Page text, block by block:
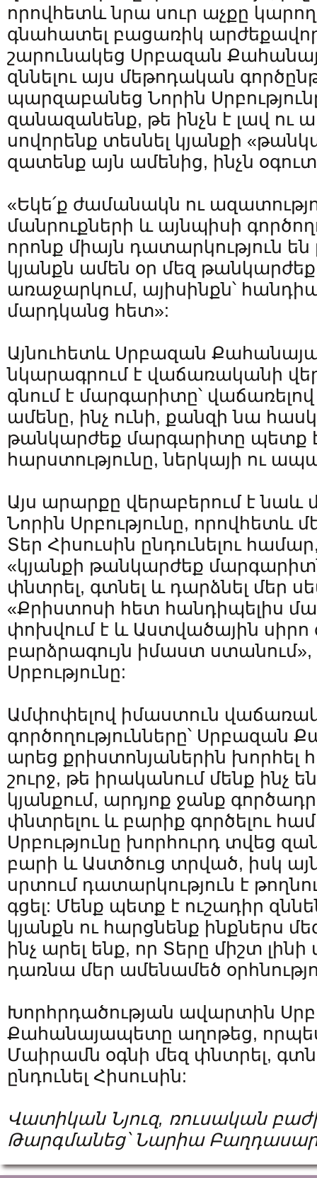
որովհետև նրա սուր աչքը
գնահատել բացառիկ
շարունակեց Սրբազան
զննելու այս մեթոդական
պարզաբանեց Նորին
զանազանենք, թե ինչն է լավ ու
սովորենք տեսնել կյանքի
զատենք այն ամենից, ինչն օգուտ
«Եկե՛ք ժամանակն ու
մանրուքների և այնպիսի
որոնք միայն դատարկություն են
կյանքն ամեն օր մեզ
առաջարկում, այիսինքն՝
մարդկանց հետ»:
Այնուհետև Սրբազան
նկարագրում է վաճառականի
գնում է մարգարիտը՝
ամենը, ինչ ունի, քանզի նա
թանկարժեք մարգարիտը պետք
հարստությունը, ներկայի ու
Այս արարքը վերաբերում է
Նորին Սրբությունը, որովհետև
Տեր Հիսուսին ընդունելու
«կյանքի թանկարժեք
փնտրել, գտնել և դարձնել մեր
«Քրիստոսի հետ հանդիպելիս
փոխվում է և Աստվածային սիրո
բարձրագույն իմաստ ստանում»,
Սրբությունը:
Ամփոփելով իմաստուն
գործողությունները՝ Սրբազան
արեց քրիստոնյաներին խորհել
շուրջ, թե իրականում մենք ինչ
կյանքում, արդյոք ջանք
փնտրելու և բարիք գործելու
Սրբությունը խորհուրդ տվեց
բարի և Աստծուց տրված, իսկ
սրտում դատարկություն է
գցել: Մենք պետք է ուշադիր
կյանքն ու հարցնենք ինքներս
ինչ արել ենք, որ Տերը միշտ լինի
դառնա մեր ամենամեծ
Խորհրդածության ավարտին
Քահանայապետը աղոթեց,
Մաիրամն օգնի մեզ փնտրել,
ընդունել Հիսուսին:
Վատիկան Նյուզ, ռուսական
Թարգմանեց՝ Նարիա